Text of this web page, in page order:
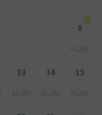
8
¥1,200
13
¥1,200
14
¥1,200
15
¥1,200